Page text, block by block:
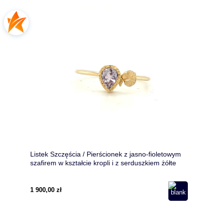
Listek Szczęścia / Pierścionek z jasno-fioletowym
szafirem w kształcie kropli i z serduszkiem żółte
1 900,00 zł